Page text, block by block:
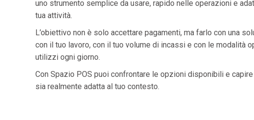
uno strumento semplice da usare, rapido nelle operazioni e
tua attività.
L’obiettivo non è solo accettare pagamenti, ma farlo con una
con il tuo lavoro, con il tuo volume di incassi e con le modalità
utilizzi ogni giorno.
Con Spazio POS puoi confrontare le opzioni disponibili e
sia realmente adatta al tuo contesto.